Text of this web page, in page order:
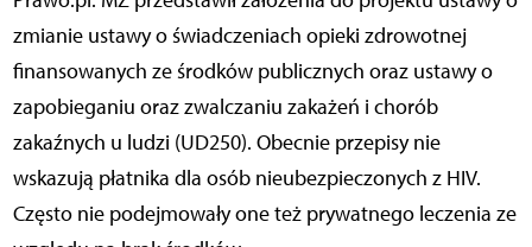
zmianie ustawy o świadczeniach opieki zdrowotnej
finansowanych ze środków publicznych oraz ustawy o
zapobieganiu oraz zwalczaniu zakażeń i chorób
zakaźnych u ludzi (UD250). Obecnie przepisy nie
wskazują płatnika dla osób nieubezpieczonych z HIV.
Często nie podejmowały one też prywatnego leczenia ze